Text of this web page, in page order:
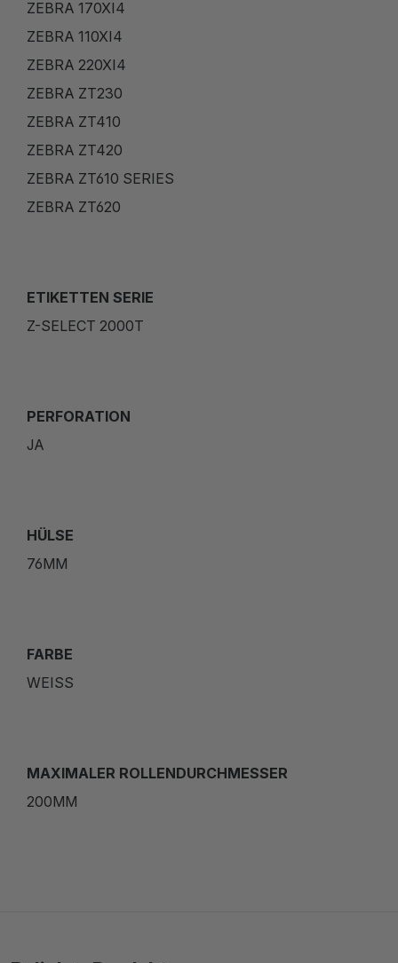
ZEBRA 170XI4
ZEBRA 110XI4
ZEBRA 220XI4
ZEBRA ZT230
ZEBRA ZT410
ZEBRA ZT420
ZEBRA ZT610 SERIES
ZEBRA ZT620
ETIKETTEN SERIE
Z-SELECT 2000T
PERFORATION
JA
HÜLSE
76MM
FARBE
WEISS
MAXIMALER ROLLENDURCHMESSER
200MM